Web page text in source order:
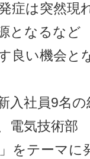
症は突然現
となるなど
良い機会と
入社員9名
電気技術部
をテーマに